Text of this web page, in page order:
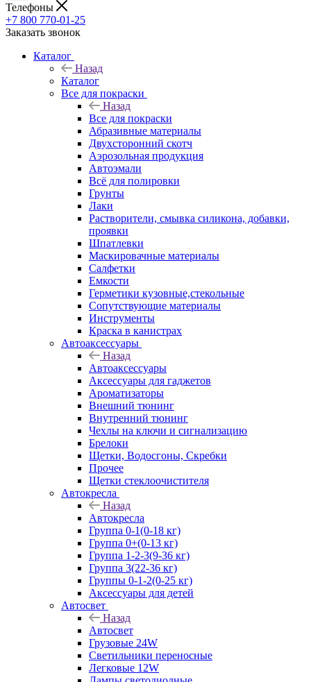
Телефоны
+7 800 770-01-25
Заказать звонок
Каталог
Назад
Каталог
Все для покраски
Назад
Все для покраски
Абразивные материалы
Двухсторонний скотч
Аэрозольная продукция
Автоэмали
Всё для полировки
Грунты
Лаки
Растворители, смывка силикона, добавки,
проявки
Шпатлевки
Маскировачные материалы
Салфетки
Емкости
Герметики кузовные,стекольные
Сопутствующие материалы
Инструменты
Краска в канистрах
Автоаксессуары
Назад
Автоаксессуары
Аксессуары для гаджетов
Ароматизаторы
Внешний тюнинг
Внутренний тюнинг
Чехлы на ключи и сигнализацию
Брелоки
Щетки, Водосгоны, Скребки
Прочее
Щетки стеклоочистителя
Автокресла
Назад
Автокресла
Группа 0-1(0-18 кг)
Группа 0+(0-13 кг)
Группа 1-2-3(9-36 кг)
Группа 3(22-36 кг)
Группы 0-1-2(0-25 кг)
Аксессуары для детей
Автосвет
Назад
Автосвет
Грузовые 24W
Светильники переносные
Легковые 12W